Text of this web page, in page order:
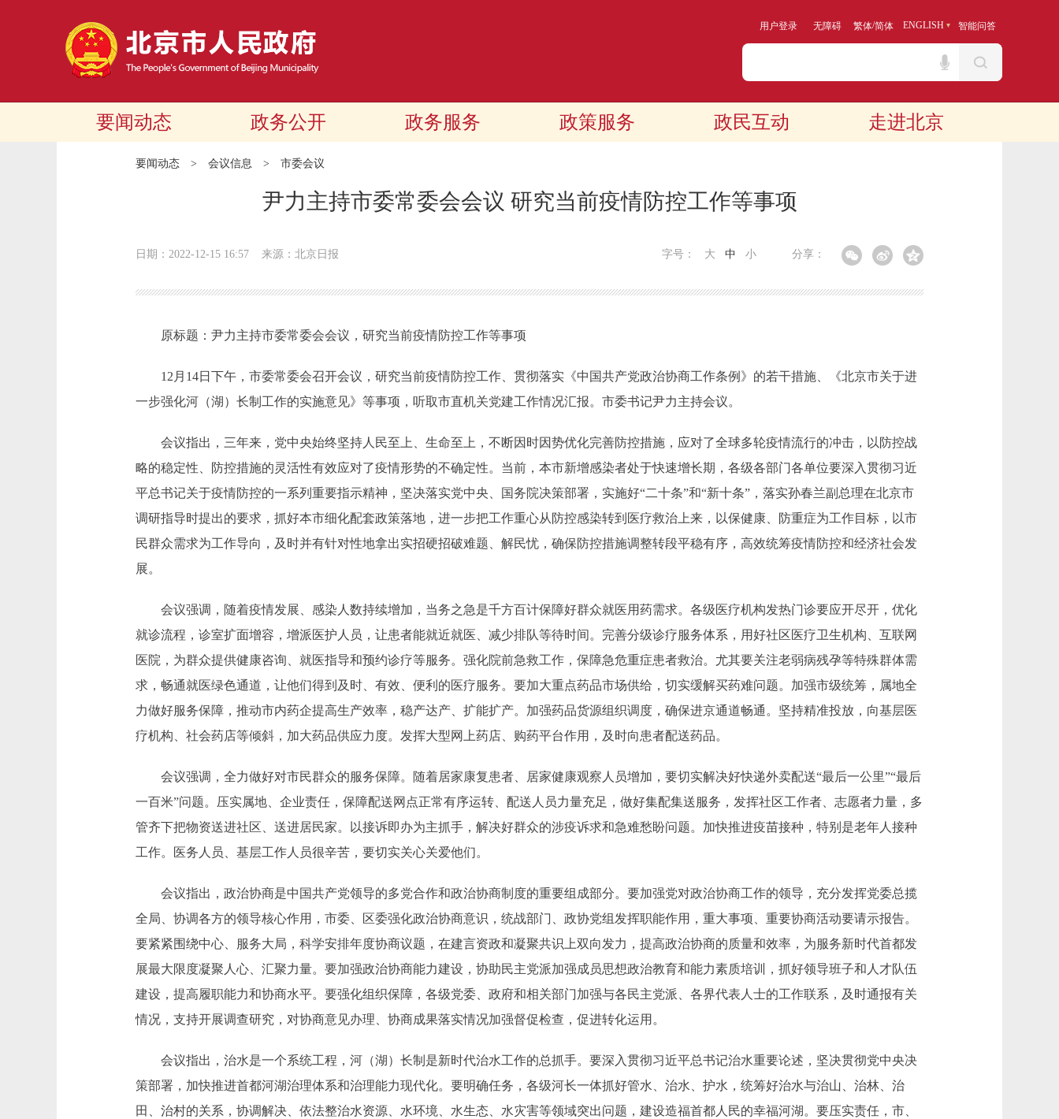
用户登录 无障碍 繁体/简体 ENGLISH 智能问答
要闻动态 政务公开 政务服务 政策服务 政民互动 走进北京
要闻动态 > 会议信息 > 市委会议
尹力主持市委常委会会议 研究当前疫情防控工作等事项
日期：2022-12-15 16:57 来源：北京日报 分享：
字号： 大 中 小
原标题：尹力主持市委常委会会议，研究当前疫情防控工作等事项
12月14日下午，市委常委会召开会议，研究当前疫情防控工作、贯彻落实《中国共产党政治协商工作条例》的若干措施、《北京市关于进
一步强化河（湖）长制工作的实施意见》等事项，听取市直机关党建工作情况汇报。市委书记尹力主持会议。
会议指出，三年来，党中央始终坚持人民至上、生命至上，不断因时因势优化完善防控措施，应对了全球多轮疫情流行的冲击，以防控战
略的稳定性、防控措施的灵活性有效应对了疫情形势的不确定性。当前，本市新增感染者处于快速增长期，各级各部门各单位要深入贯彻习近
平总书记关于疫情防控的一系列重要指示精神，坚决落实党中央、国务院决策部署，实施好“二十条”和“新十条”，落实孙春兰副总理在北京市
调研指导时提出的要求，抓好本市细化配套政策落地，进一步把工作重心从防控感染转到医疗救治上来，以保健康、防重症为工作目标，以市
民群众需求为工作导向，及时并有针对性地拿出实招硬招破难题、解民忧，确保防控措施调整转段平稳有序，高效统筹疫情防控和经济社会发
展。
会议强调，随着疫情发展、感染人数持续增加，当务之急是千方百计保障好群众就医用药需求。各级医疗机构发热门诊要应开尽开，优化
就诊流程，诊室扩面增容，增派医护人员，让患者能就近就医、减少排队等待时间。完善分级诊疗服务体系，用好社区医疗卫生机构、互联网
医院，为群众提供健康咨询、就医指导和预约诊疗等服务。强化院前急救工作，保障急危重症患者救治。尤其要关注老弱病残孕等特殊群体需
求，畅通就医绿色通道，让他们得到及时、有效、便利的医疗服务。要加大重点药品市场供给，切实缓解买药难问题。加强市级统筹，属地全
力做好服务保障，推动市内药企提高生产效率，稳产达产、扩能扩产。加强药品货源组织调度，确保进京通道畅通。坚持精准投放，向基层医
疗机构、社会药店等倾斜，加大药品供应力度。发挥大型网上药店、购药平台作用，及时向患者配送药品。
会议强调，全力做好对市民群众的服务保障。随着居家康复患者、居家健康观察人员增加，要切实解决好快递外卖配送“最后一公里”“最后
一百米”问题。压实属地、企业责任，保障配送网点正常有序运转、配送人员力量充足，做好集配集送服务，发挥社区工作者、志愿者力量，多
管齐下把物资送进社区、送进居民家。以接诉即办为主抓手，解决好群众的涉疫诉求和急难愁盼问题。加快推进疫苗接种，特别是老年人接种
工作。医务人员、基层工作人员很辛苦，要切实关心关爱他们。
会议指出，政治协商是中国共产党领导的多党合作和政治协商制度的重要组成部分。要加强党对政治协商工作的领导，充分发挥党委总揽
全局、协调各方的领导核心作用，市委、区委强化政治协商意识，统战部门、政协党组发挥职能作用，重大事项、重要协商活动要请示报告。
要紧紧围绕中心、服务大局，科学安排年度协商议题，在建言资政和凝聚共识上双向发力，提高政治协商的质量和效率，为服务新时代首都发
展最大限度凝聚人心、汇聚力量。要加强政治协商能力建设，协助民主党派加强成员思想政治教育和能力素质培训，抓好领导班子和人才队伍
建设，提高履职能力和协商水平。要强化组织保障，各级党委、政府和相关部门加强与各民主党派、各界代表人士的工作联系，及时通报有关
情况，支持开展调查研究，对协商意见办理、协商成果落实情况加强督促检查，促进转化运用。
会议指出，治水是一个系统工程，河（湖）长制是新时代治水工作的总抓手。要深入贯彻习近平总书记治水重要论述，坚决贯彻党中央决
策部署，加快推进首都河湖治理体系和治理能力现代化。要明确任务，各级河长一体抓好管水、治水、护水，统筹好治水与治山、治林、治
田、治村的关系，协调解决、依法整治水资源、水环境、水生态、水灾害等领域突出问题，建设造福首都人民的幸福河湖。要压实责任，市、